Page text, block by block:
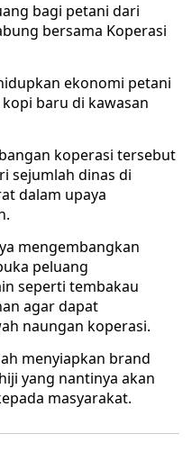
bagi petani dari
bersama Koperasi
ekonomi petani
baru di kawasan
koperasi tersebut
sejumlah dinas di
dalam upaya
mengembangkan
peluang
seperti tembakau
agar dapat
naungan koperasi.
menyiapkan brand
yang nantinya akan
masyarakat.